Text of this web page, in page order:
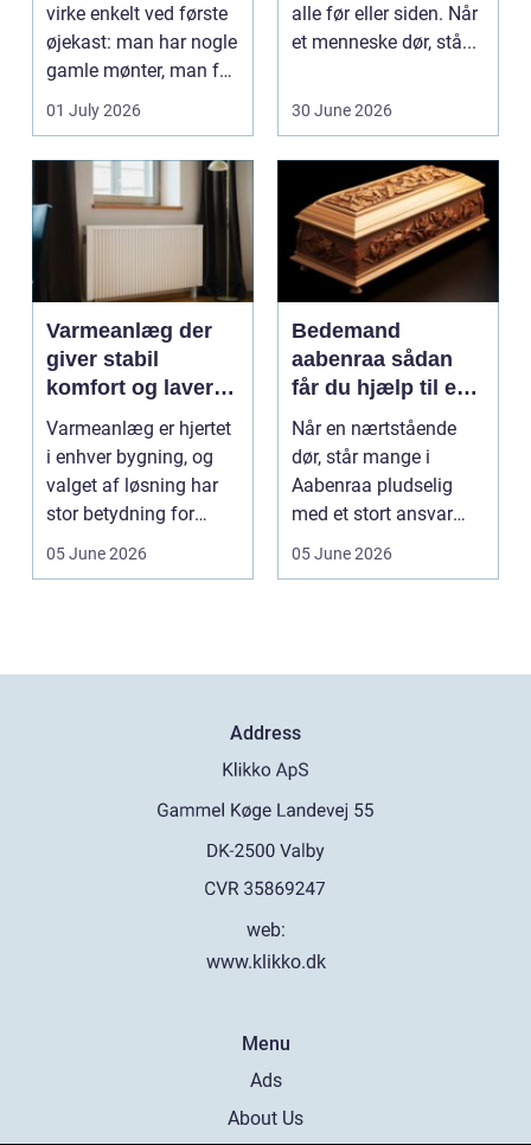
virke enkelt ved første
øjekast: man har nogle
gamle mønter, man får
dem vurderet...
01 July 2026
alle før eller siden. Når
et menneske dør, stå...
30 June 2026
Varmeanlæg der
giver stabil
komfort og lavere
energiregning
Varmeanlæg er hjertet
i enhver bygning, og
valget af løsning har
stor betydning for
05 June 2026
Bedemand
aabenraa sådan
får du hjælp til en
værdig afsked
Når en nærtstående
dør, står mange i
Aabenraa pludselig
med et stort ansvar
05 June 2026
Address
web:
www.klikko.dk
Menu
Ads
About Us